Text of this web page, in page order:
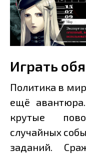
Играть
Политика в
ещё
крутые
случайных
заданий.